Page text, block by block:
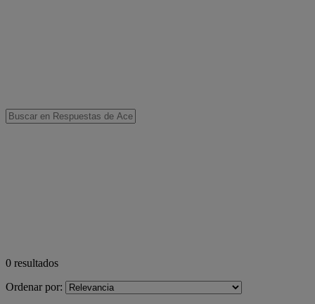
0 resultados
Ordenar por: